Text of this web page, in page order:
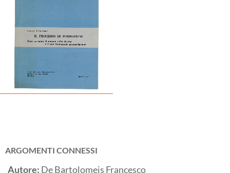
ARGOMENTI CONNESSI
Autore: De Bartolomeis Francesco